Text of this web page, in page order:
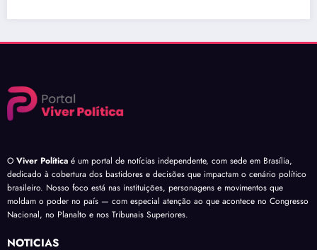
O Viver Política é um portal de notícias independente, com sede em Brasília,
dedicado à cobertura dos bastidores e decisões que impactam o cenário político
brasileiro. Nosso foco está nas instituições, personagens e movimentos que
moldam o poder no país — com especial atenção ao que acontece no Congresso
Nacional, no Planalto e nos Tribunais Superiores.
NOTÍCIAS